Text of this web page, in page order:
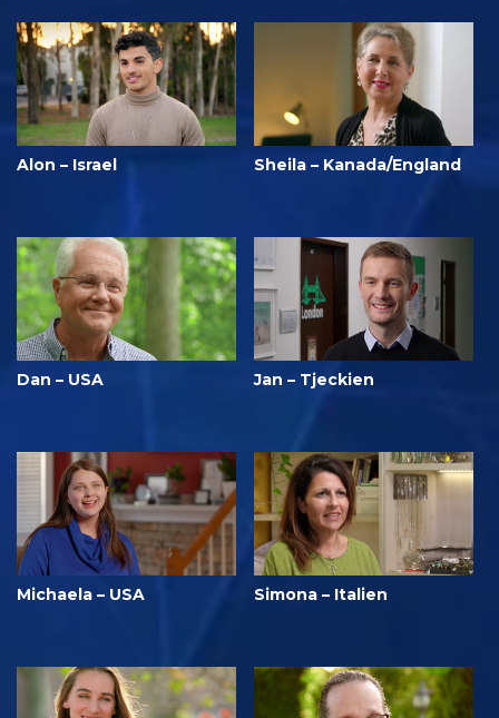
Alon – Israel Sheila – Kanada/England
Dan – USA Jan – Tjeckien
Michaela – USA Simona – Italien